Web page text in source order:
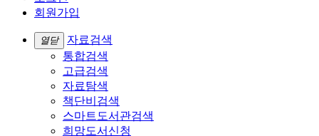
회원가입
열닫
자료검색
통합검색
고급검색
자료탐색
책단비검색
스마트도서관검색
희망도서신청